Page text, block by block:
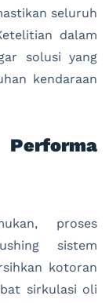
seluruh
dalam
solusi yang
kendaraan
proses
sistem
kotoran
sirkulasi oli